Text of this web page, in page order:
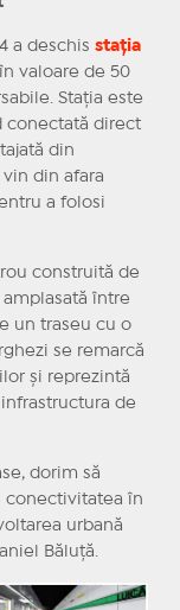
a deschis stația
valoare de 50
Stația este
conectată direct
din
din afara
a folosi
construită de
între
un traseu cu o
se remarcă
și reprezintă
de
dorim să
conectivitatea în
urbană
Băluță.